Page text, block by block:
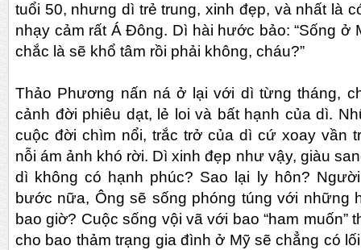
tuổi 50, nhưng dì trẻ trung, xinh đẹp, và nhất là
nhạy cảm rất Á Đông. Dì hài hước bảo: “Sống ở
chắc là sẽ khổ tâm rồi phải không, cháu?”
Thảo Phương nấn ná ở lại với dì từng tháng,
cảnh đời phiêu dạt, lẻ loi và bất hạnh của dì.
cuộc đời chìm nổi, trắc trở của dì cứ xoay vần
nỗi ám ảnh khó rời. Dì xinh đẹp như vậy, giàu
dì không có hạnh phúc? Sao lại ly hôn?
bước nữa, Ông sẽ sống phóng túng với những
bao giờ? Cuộc sống vội vã với bao “ham muốn”
cho bao thảm trạng gia đình ở Mỹ sẽ chẳng có